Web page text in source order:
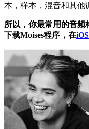
本，样本，混音和其他
所以，你最常用的音
下载Moises程序，在iOS